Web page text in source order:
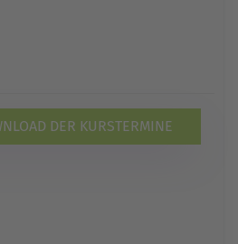
DER KURSTERMINE